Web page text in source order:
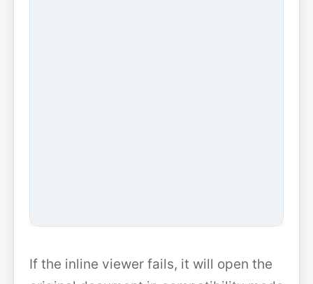
If the inline viewer fails, it will open the